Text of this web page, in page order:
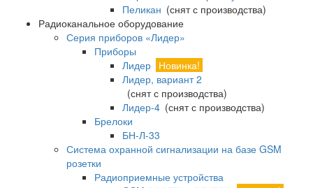
Пеликан (снят с производства)
Радиоканальное оборудование
Серия приборов «Лидер»
Приборы
Лидер Новинка!
Лидер, вариант 2
(снят с производства)
Лидер-4 (снят с производства)
Брелоки
БН-Л-33
Система охранной сигнализации на базе GSM
розетки
Радиоприемные устройства